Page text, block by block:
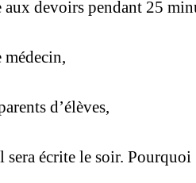
devoirs pendant 25
médecin,
d’élèves,
écrite le soir. Pourquoi